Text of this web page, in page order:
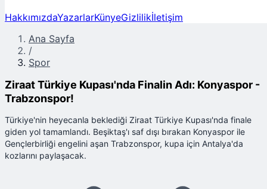
HakkımızdaYazarlarKünyeGizlilikİletişim
Ana Sayfa
/
Spor
Ziraat Türkiye Kupası'nda Finalin Adı: Konyaspor -
Trabzonspor!
Türkiye'nin heyecanla beklediği Ziraat Türkiye Kupası'nda finale
giden yol tamamlandı. Beşiktaş'ı saf dışı bırakan Konyaspor ile
Gençlerbirliği engelini aşan Trabzonspor, kupa için Antalya'da
kozlarını paylaşacak.